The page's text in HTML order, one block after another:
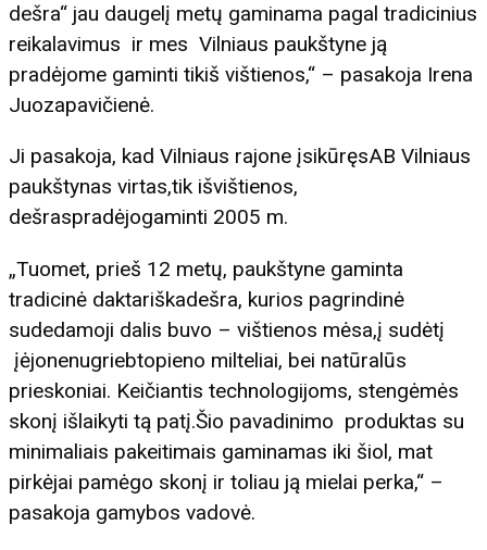
dešra“ jau daugelį metų gaminama pagal tradicinius
reikalavimus ir mes Vilniaus paukštyne ją
pradėjome gaminti tikiš vištienos,“ – pasakoja Irena
Juozapavičienė.
Ji pasakoja, kad Vilniaus rajone įsikūręsAB Vilniaus
paukštynas virtas,tik išvištienos,
dešraspradėjogaminti 2005 m.
„Tuomet, prieš 12 metų, paukštyne gaminta
tradicinė daktariškadešra, kurios pagrindinė
sudedamoji dalis buvo – vištienos mėsa,į sudėtį
įėjonenugriebtopieno milteliai, bei natūralūs
prieskoniai. Keičiantis technologijoms, stengėmės
skonį išlaikyti tą patį.Šio pavadinimo produktas su
minimaliais pakeitimais gaminamas iki šiol, mat
pirkėjai pamėgo skonį ir toliau ją mielai perka,“ –
pasakoja gamybos vadovė.